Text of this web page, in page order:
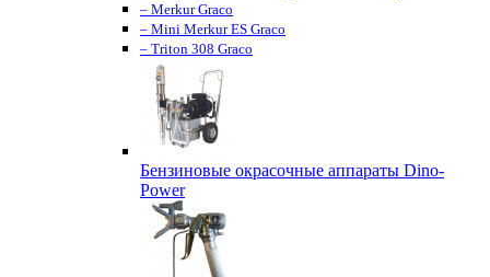
– Merkur Graco
– Mini Merkur ES Graco
– Triton 308 Graco
Бензиновые окрасочные аппараты Dino-
Power